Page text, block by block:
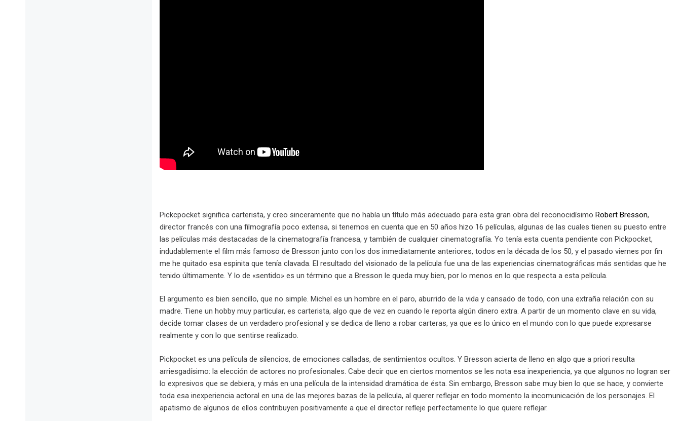
Pickcpocket significa carterista, y creo sinceramente que no había un título más adecuado para esta gran obra del reconocidísimo Robert Bresson,
director francés con una filmografía poco extensa, si tenemos en cuenta que en 50 años hizo 16 películas, algunas de las cuales tienen su puesto entre
las películas más destacadas de la cinematografía francesa, y también de cualquier cinematografía. Yo tenía esta cuenta pendiente con Pickpocket,
indudablemente el film más famoso de Bresson junto con los dos inmediatamente anteriores, todos en la década de los 50, y el pasado viernes por fin
me he quitado esa espinita que tenía clavada. El resultado del visionado de la película fue una de las experiencias cinematográficas más sentidas que he
tenido últimamente. Y lo de «sentido» es un término que a Bresson le queda muy bien, por lo menos en lo que respecta a esta película.
El argumento es bien sencillo, que no simple. Michel es un hombre en el paro, aburrido de la vida y cansado de todo, con una extraña relación con su
madre. Tiene un hobby muy particular, es carterista, algo que de vez en cuando le reporta algún dinero extra. A partir de un momento clave en su vida,
decide tomar clases de un verdadero profesional y se dedica de lleno a robar carteras, ya que es lo único en el mundo con lo que puede expresarse
realmente y con lo que sentirse realizado.
Pickpocket es una película de silencios, de emociones calladas, de sentimientos ocultos. Y Bresson acierta de lleno en algo que a priori resulta
arriesgadísimo: la elección de actores no profesionales. Cabe decir que en ciertos momentos se les nota esa inexperiencia, ya que algunos no logran ser
lo expresivos que se debiera, y más en una película de la intensidad dramática de ésta. Sin embargo, Bresson sabe muy bien lo que se hace, y convierte
toda esa inexperiencia actoral en una de las mejores bazas de la película, al querer reflejar en todo momento la incomunicación de los personajes. El
apatismo de algunos de ellos contribuyen positivamente a que el director refleje perfectamente lo que quiere reflejar.